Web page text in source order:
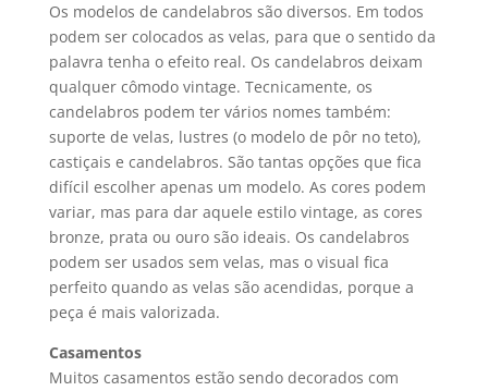
Os modelos de candelabros são diversos. Em todos
podem ser colocados as velas, para que o sentido da
palavra tenha o efeito real. Os candelabros deixam
qualquer cômodo vintage. Tecnicamente, os
candelabros podem ter vários nomes também:
suporte de velas, lustres (o modelo de pôr no teto),
castiçais e candelabros. São tantas opções que fica
difícil escolher apenas um modelo. As cores podem
variar, mas para dar aquele estilo vintage, as cores
bronze, prata ou ouro são ideais. Os candelabros
podem ser usados sem velas, mas o visual fica
perfeito quando as velas são acendidas, porque a
peça é mais valorizada.
Casamentos
Muitos casamentos estão sendo decorados com